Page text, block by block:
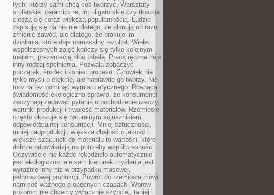
tych, którzy sami chcą coś tworzyć. Warsztaty
stolarskie, ceramiczne, introligatorskie czy tkackie
cieszą się coraz większą popularnością. Ludzie
zapisują się na nie nie dlatego, że planują od razu
zmienić zawód, ale dlatego, że brakuje im
działania, które daje namacalny rezultat. Wiele
współczesnych zajęć kończy się tylko kolejnym
mailem, prezentacją albo tabelą. Praca ręczna daje
inny rodzaj spełnienia. Pozwala zobaczyć
początek, środek i koniec procesu. Człowiek nie
tylko myśli o efekcie, ale naprawdę go tworzy. Nie
można też pominąć wymiaru etycznego. Rosnąca
świadomość ekologiczna sprawia, że konsumenci
zaczynają zadawać pytania o pochodzenie rzeczy,
warunki produkcji i trwałość materiałów. Rzemiosło
często okazuje się naturalnym sojusznikiem
odpowiedzialnej konsumpcji. Mniej sztuczności,
mniej nadprodukcji, większa dbałość o jakość i
większy szacunek do materiału to wartości, które
dobrze odpowiadają na potrzeby współczesności.
Oczywiście nie każde rękodzieło automatycznie
jest ekologiczne, ale sam kierunek myślenia jest
wyraźnie inny niż w przypadku masowej,
jednorazowej produkcji. Powrót do rzemiosła mówi
nam coś ważnego o obecnych czasach. Wbrew
pozorom nie chcemy wyłącznie szybciej, taniej i